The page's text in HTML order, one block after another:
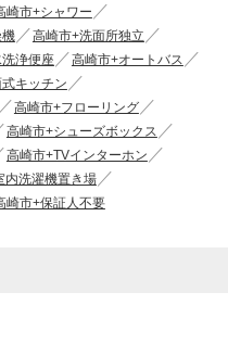
崎市+シャワー
高崎市+洗面所独立
浄便座
高崎市+オートバス
キッチン
高崎市+フローリング
高崎市+シューズボックス
高崎市+TVインターホン
内洗濯機置き場
崎市+保証人不要